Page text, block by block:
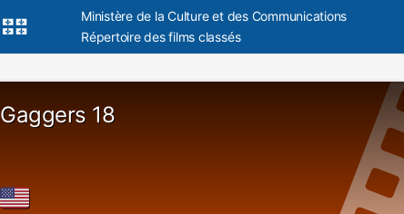
Ministère de la Culture et des Communications
Répertoire des films classés
Gaggers 18